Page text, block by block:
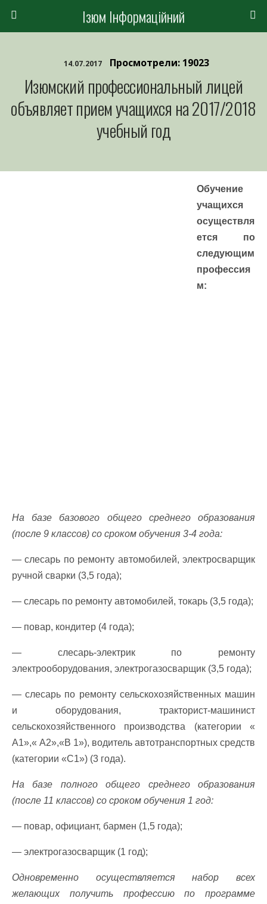
Ізюм Інформаційний
14.07.2017 Просмотрели: 19023
Изюмский профессиональный лицей
объявляет прием учащихся на 2017/2018
учебный год
Обучение
учащихся
осуществля
ется по
следующим
профессия
м:
На базе базового общего среднего образования
(после 9 классов) со сроком обучения 3-4 года:
— слесарь по ремонту автомобилей, электросварщик
ручной сварки (3,5 года);
— слесарь по ремонту автомобилей, токарь (3,5 года);
— повар, кондитер (4 года);
— слесарь-электрик по ремонту
электрооборудования, электрогазосварщик (3,5 года);
— слесарь по ремонту сельскохозяйственных машин
и оборудования, тракторист-машинист
сельскохозяйственного производства (категории «
А1»,« А2»,«В 1»), водитель автотранспортных средств
(категории «С1») (3 года).
На базе полного общего среднего образования
(после 11 классов) со сроком обучения 1 год:
— повар, официант, бармен (1,5 года);
— электрогазосварщик (1 год);
Одновременно осуществляется набор всех
желающих получить профессию по программе